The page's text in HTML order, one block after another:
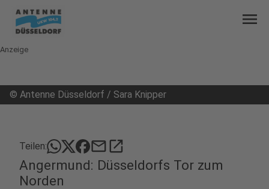
menu
Anzeige
© Antenne Düsseldorf / Sara Knipper
Teilen: mailopen_in_new
Angermund: Düsseldorfs Tor zum
Norden